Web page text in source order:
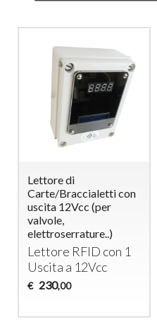
Lettore di
Carte/Braccialetti con
uscita 12Vcc (per
valvole,
elettroserrature..)
Lettore RFID con 1
Uscita a 12Vcc
€ 230,00